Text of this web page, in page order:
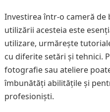
Investirea într-o cameră de
utilizării acesteia este
utilizare, urmărește
cu diferite setări și tehnici.
fotografie sau ateliere
îmbunătăți abilitățile și
profesioniști.